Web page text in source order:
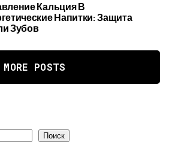
Кальция В
Напитки: Защита
Зубов
MORE POSTS
Поиск